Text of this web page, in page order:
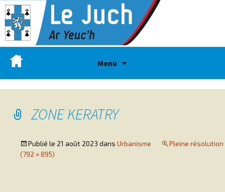
Menu
ZONE KERATRY
Publié le 21 août 2023 dans Urbanisme
Pleine résolution
(792 × 895)